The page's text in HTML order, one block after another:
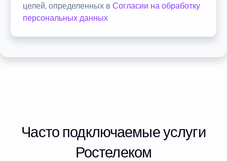
целей, определенных в Согласии на обработку
персональных данных
Часто подключаемые услуги
Ростелеком